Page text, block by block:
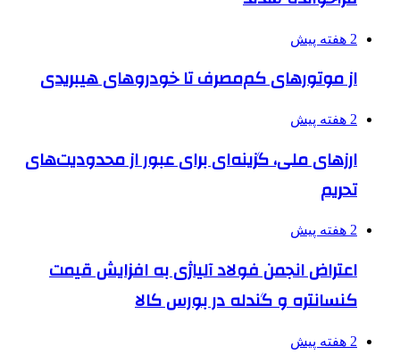
2 هفته پیش
از موتورهای کم‌مصرف تا خودروهای هیبریدی
2 هفته پیش
ارزهای ملی، گزینه‌ای برای عبور از محدودیت‌های
تحریم
2 هفته پیش
اعتراض انجمن فولاد آلیاژی به افزایش قیمت
کنسانتره و گندله در بورس کالا
2 هفته پیش